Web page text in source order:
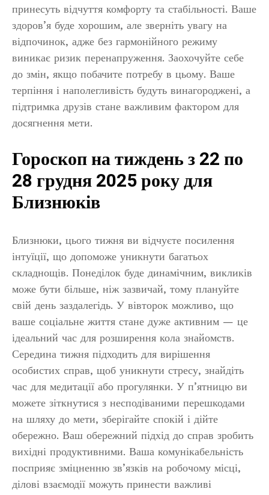
принесуть відчуття комфорту та стабільності. Ваше
здоров’я буде хорошим, але зверніть увагу на
відпочинок, адже без гармонійного режиму
виникає ризик перенапруження. Заохочуйте себе
до змін, якщо побачите потребу в цьому. Ваше
терпіння і наполегливість будуть винагороджені, а
підтримка друзів стане важливим фактором для
досягнення мети.
Гороскоп на тиждень з 22 по
28 грудня 2025 року для
Близнюків
Близнюки, цього тижня ви відчуєте посилення
інтуїції, що допоможе уникнути багатьох
складнощів. Понеділок буде динамічним, викликів
може бути більше, ніж зазвичай, тому плануйте
свій день заздалегідь. У вівторок можливо, що
ваше соціальне життя стане дуже активним — це
ідеальний час для розширення кола знайомств.
Середина тижня підходить для вирішення
особистих справ, щоб уникнути стресу, знайдіть
час для медитації або прогулянки. У п’ятницю ви
можете зіткнутися з несподіваними перешкодами
на шляху до мети, зберігайте спокій і дійте
обережно. Ваш обережний підхід до справ зробить
вихідні продуктивними. Ваша комунікабельність
посприяє зміцненню зв’язків на робочому місці,
ділові взаємодії можуть принести важливі